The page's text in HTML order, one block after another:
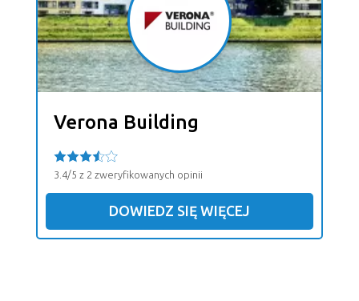
Verona Building
3.4/5 z 2 zweryfikowanych opinii
DOWIEDZ SIĘ WIĘCEJ